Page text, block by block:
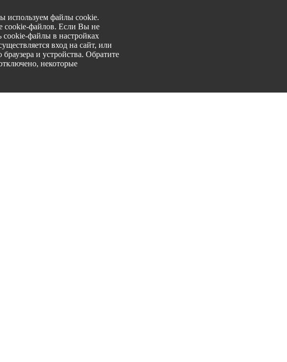
используем файлы cookie.
cookie-файлов. Если Вы не
файлы в настройках
вход на сайт, или
и устройства. Обратите
некоторые